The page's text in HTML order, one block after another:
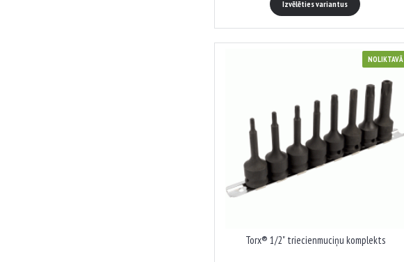
Izvēlēties variantus
NOLIKTAVĀ
Torx® 1/2" triecienmuciņu komplekts